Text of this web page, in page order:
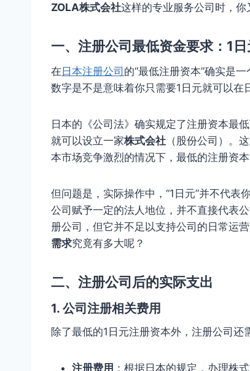
ZOLA株式会社这样的专业服务公司时，你
一、注册公司最低资金要求：1日
在日本注册公司 的“最低注册资本”确实是
数字是不是意味着你只需要1日元就可以在
日本的《公司法》确实规定了注册资本最
就可以设立一家株式会社 （股份公司）。
本市场竞争激烈的情况下，最低的注册资
但问题是，实际操作中，“1日元”并不代
公司赋予一定的法人地位，并不直接代表
册公司，但它并不足以支持公司的日常运
需求究竟有多大呢？
二、注册公司后的实际支出
1. 公司注册相关费用
除了最低的1日元注册资本外，注册公司还
注册费用 ：根据日本的规定，办理株